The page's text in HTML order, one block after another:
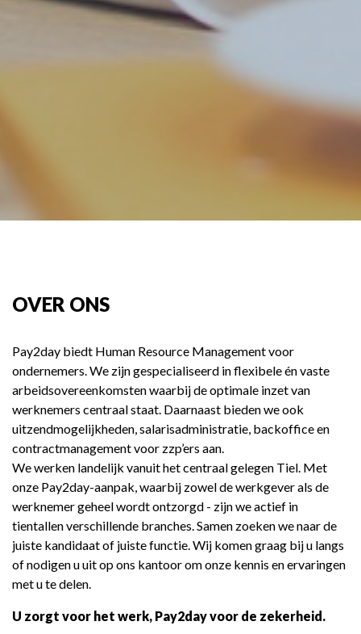
OVER ONS
Pay2day biedt Human Resource Management voor
ondernemers. We zijn gespecialiseerd in flexibele én vaste
arbeidsovereenkomsten waarbij de optimale inzet van
werknemers centraal staat. Daarnaast bieden we ook
uitzendmogelijkheden, salarisadministratie, backoffice en
contractmanagement voor zzp’ers aan.
We werken landelijk vanuit het centraal gelegen Tiel. Met
onze Pay2day-aanpak, waarbij zowel de werkgever als de
werknemer geheel wordt ontzorgd - zijn we actief in
tientallen verschillende branches. Samen zoeken we naar de
juiste kandidaat of juiste functie. Wij komen graag bij u langs
of nodigen u uit op ons kantoor om onze kennis en ervaringen
met u te delen.
U zorgt voor het werk, Pay2day voor de zekerheid.